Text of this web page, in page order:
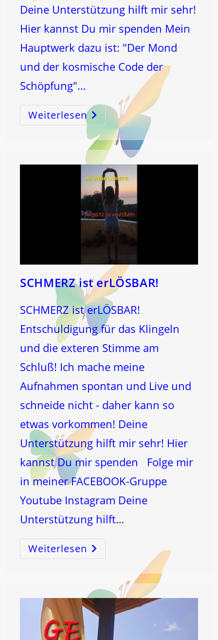
Deine Unterstützung hilft mir sehr!
Hier kannst Du mir spenden Mein
Hauptwerk dazu ist: "Der Mond
und der kosmische Code der
Schöpfung"…
WeiterlesenFISCHE,
LEBER
Und
Der
WEG
Der
MENSCHHEIT!
SCHMERZ ist erLÖSBAR!
SCHMERZ ist erLÖSBAR!
Entschuldigung für das Klingeln
und die exteren Stimme am
Schluß! Ich mache meine
Aufnahmen spontan und Live und
schneide nicht - daher kann so
etwas vorkommen! Deine
Unterstützung hilft mir sehr! Hier
kannst Du mir spenden Folge mir
in meiner FACEBOOK-Gruppe
Youtube Instagram Deine
Unterstützung hilft…
Weiterlesen SCHMERZ
Ist
ErLÖSBAR!